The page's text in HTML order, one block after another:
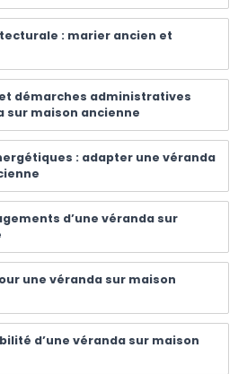
: marier ancien et
démarches administratives
sur maison ancienne
: adapter une véranda
d’une véranda sur
une véranda sur maison
d’une véranda sur maison